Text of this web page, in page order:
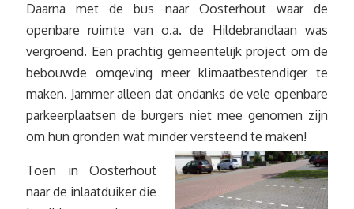
Daarna met de bus naar Oosterhout waar de
openbare ruimte van o.a. de Hildebrandlaan was
vergroend. Een prachtig gemeentelijk project om de
bebouwde omgeving meer klimaatbestendiger te
maken. Jammer alleen dat ondanks de vele openbare
parkeerplaatsen de burgers niet mee genomen zijn
om hun gronden wat minder versteend te maken!
Toen in Oosterhout
naar de inlaatduiker die